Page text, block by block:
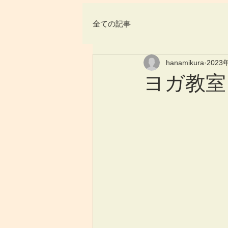
全ての記事
ヨガ教
hanamikura 2023